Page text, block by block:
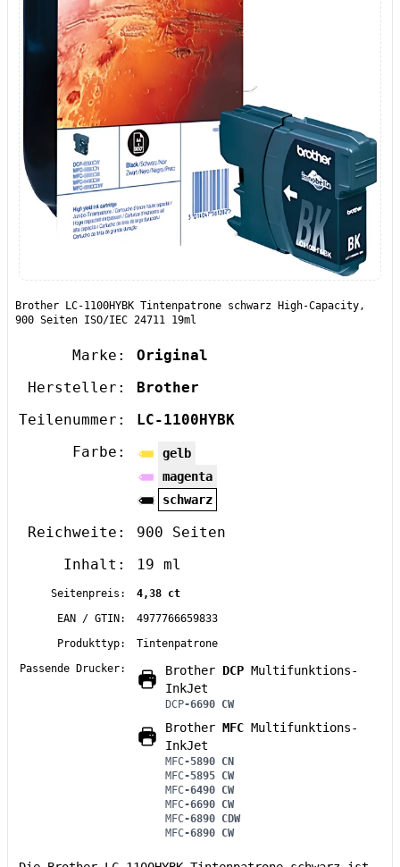
Brother LC-1100HYBK Tintenpatrone schwarz High-Capacity,
900 Seiten ISO/IEC 24711 19ml
Marke:
Original
Hersteller:
Brother
Teilenummer:
LC-1100HYBK
Farbe:
gelb
magenta
schwarz
Reichweite:
900 Seiten
Inhalt:
19 ml
Seitenpreis:
4,38 ct
EAN / GTIN:
4977766659833
Produkttyp:
Tintenpatrone
Passende Drucker:
Brother DCP Multifunktions-
InkJet
DCP-6690 CW
Brother MFC Multifunktions-
InkJet
MFC-5890 CN
MFC-5895 CW
MFC-6490 CW
MFC-6690 CW
MFC-6890 CDW
MFC-6890 CW